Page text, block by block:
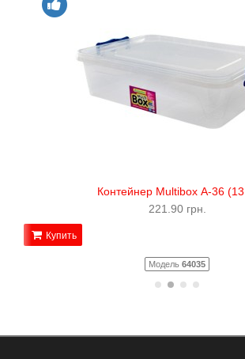
Контейнер Multibox А-36
221.90 грн.
Купить
Модель 64035